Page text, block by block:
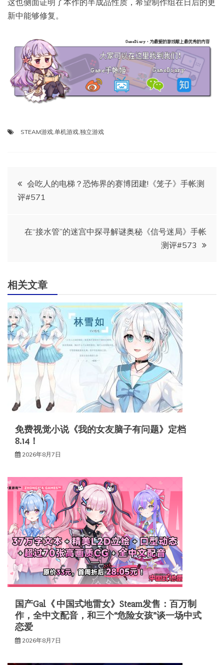
这也侧面证明了本作的半成品性质，希望制作组在日后的更
新中能够修复。
STEAM游戏,单机游戏,独立游戏
文
章
会吃人的电梯？恐怖界的赛博团建!《笼子》手帐测
评#571
在“接水管”的迷宫中探寻解谜奥秘《信号迷局》手帐
测评#573
相关文章
免费视觉小说《我的女友脑子有问题》定档
8.14！
2026年8月7日
国产Gal《 中国式地雷女》Steam发售：百万制
作，全中文配音，和三个“危险女孩”谈一场中式
恋爱
2026年8月7日